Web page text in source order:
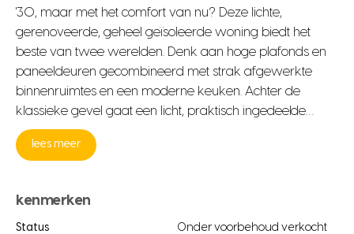
'30, maar met het comfort van nu? Deze lichte,
gerenoveerde, geheel geïsoleerde woning biedt het
beste van twee werelden. Denk aan hoge plafonds en
paneeldeuren gecombineerd met strak afgewerkte
binnenruimtes en een moderne keuken. Achter de
klassieke gevel gaat een licht, praktisch ingedeelde…
lees meer
kenmerken
Status Onder voorbehoud verkocht